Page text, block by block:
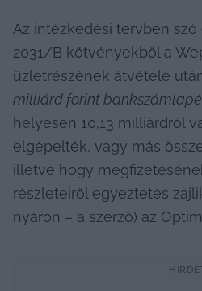
Az intézkedési tervben szó
2031/B kötvényekből a
üzletrészének átvétele
milliárd forint
helyesen 10,13 milliárdról
elgépelték, vagy más
illetve hogy
részleteiről egyeztetés
nyáron – a szerző) az